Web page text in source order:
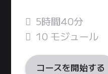
5時間40分
10 モジュール
コースを開始する